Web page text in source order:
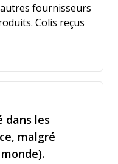
fournisseurs
Colis reçus
dans les
malgré